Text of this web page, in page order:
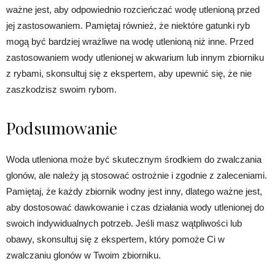
ważne jest, aby odpowiednio rozcieńczać wodę utlenioną przed
jej zastosowaniem. Pamiętaj również, że niektóre gatunki ryb
mogą być bardziej wrażliwe na wodę utlenioną niż inne. Przed
zastosowaniem wody utlenionej w akwarium lub innym zbiorniku
z rybami, skonsultuj się z ekspertem, aby upewnić się, że nie
zaszkodzisz swoim rybom.
Podsumowanie
Woda utleniona może być skutecznym środkiem do zwalczania
glonów, ale należy ją stosować ostrożnie i zgodnie z zaleceniami.
Pamiętaj, że każdy zbiornik wodny jest inny, dlatego ważne jest,
aby dostosować dawkowanie i czas działania wody utlenionej do
swoich indywidualnych potrzeb. Jeśli masz wątpliwości lub
obawy, skonsultuj się z ekspertem, który pomoże Ci w
zwalczaniu glonów w Twoim zbiorniku.